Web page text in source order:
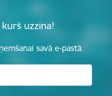
uzzina!
savā e-pastā.